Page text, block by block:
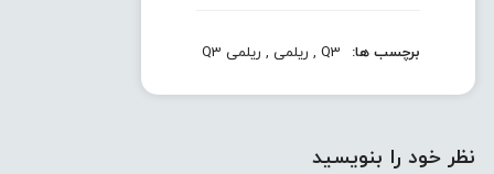
برچسب ها: Q3
, ریلمی , ریلمی Q3
نظر خود را بنویسید